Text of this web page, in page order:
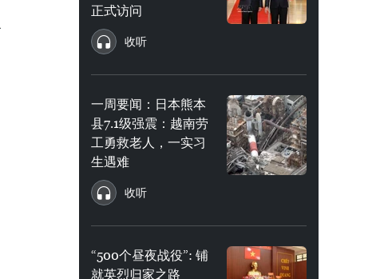
正式访问
收听
一周要闻：日本熊本
县7.1级强震：越南劳
工勇救老人，一实习
生遇难
收听
“500个昼夜战役”: 铺
就英烈归家之路